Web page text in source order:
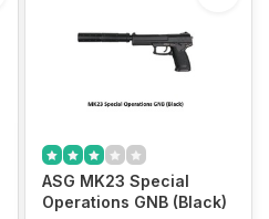
ASG MK23 Special
Operations GNB (Black)